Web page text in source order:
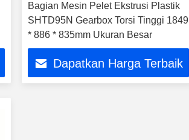
Bagian Mesin Pelet Ekstrusi Plastik
SHTD95N Gearbox Torsi Tinggi 1849
* 886 * 835mm Ukuran Besar
Dapatkan Harga Terbaik